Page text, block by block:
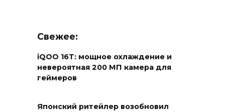
Свежее:
iQOO 16T: мощное охлаждение и
невероятная 200 МП камера для
геймеров
Японский ритейлер возобновил